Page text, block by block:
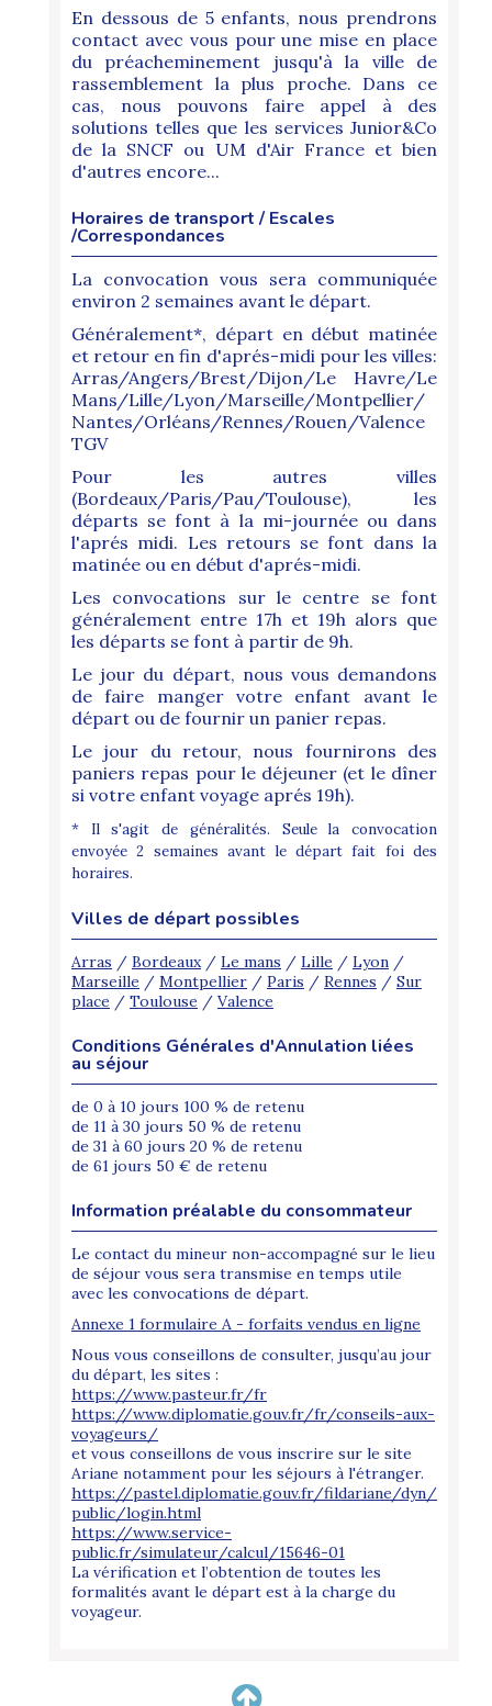
En dessous de 5 enfants, nous prendrons
contact avec vous pour une mise en place
du préacheminement jusqu'à la ville de
rassemblement la plus proche. Dans ce
cas, nous pouvons faire appel à des
solutions telles que les services Junior&Co
de la SNCF ou UM d'Air France et bien
d'autres encore...
Horaires de transport / Escales
/Correspondances
La convocation vous sera communiquée
environ 2 semaines avant le départ.
Généralement*, départ en début matinée
et retour en fin d'aprés-midi pour les villes:
Arras/Angers/Brest/Dijon/Le Havre/Le
Mans/Lille/Lyon/Marseille/Montpellier/
Nantes/Orléans/Rennes/Rouen/Valence
TGV
Pour les autres villes
(Bordeaux/Paris/Pau/Toulouse), les
départs se font à la mi-journée ou dans
l'aprés midi. Les retours se font dans la
matinée ou en début d'aprés-midi.
Les convocations sur le centre se font
généralement entre 17h et 19h alors que
les départs se font à partir de 9h.
Le jour du départ, nous vous demandons
de faire manger votre enfant avant le
départ ou de fournir un panier repas.
Le jour du retour, nous fournirons des
paniers repas pour le déjeuner (et le dîner
si votre enfant voyage aprés 19h).
* Il s'agit de généralités. Seule la convocation
envoyée 2 semaines avant le départ fait foi des
horaires.
Villes de départ possibles
Arras / Bordeaux/ Le mans / Lille / Lyon /
Marseille / Montpellier / Paris / Rennes / Sur
place / Toulouse / Valence
Conditions Générales d'Annulation liées
au séjour
de 0 à 10 jours 100 % de retenu
de 11 à 30 jours 50 % de retenu
de 31 à 60 jours 20 % de retenu
de 61 jours 50 € de retenu
Information préalable du consommateur
Le contact du mineur non-accompagné sur le lieu
de séjour vous sera transmise en temps utile
avec les convocations de départ.
Annexe 1 formulaire A - forfaits vendus en ligne
Nous vous conseillons de consulter, jusqu’au jour
du départ, les sites :
https://www.pasteur.fr/fr
https://www.diplomatie.gouv.fr/fr/conseils-aux-
voyageurs/
et vous conseillons de vous inscrire sur le site
Ariane notamment pour les séjours à l'étranger.
https://pastel.diplomatie.gouv.fr/fildariane/dyn/
public/login.html
https://www.service-
public.fr/simulateur/calcul/15646-01
La vérification et l’obtention de toutes les
formalités avant le départ est à la charge du
voyageur.